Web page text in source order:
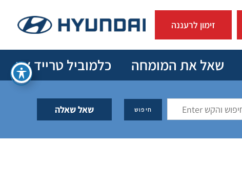
זימון לרעננה
שאל את המומחה כלמוביל טרייד אין
שאל שאלה